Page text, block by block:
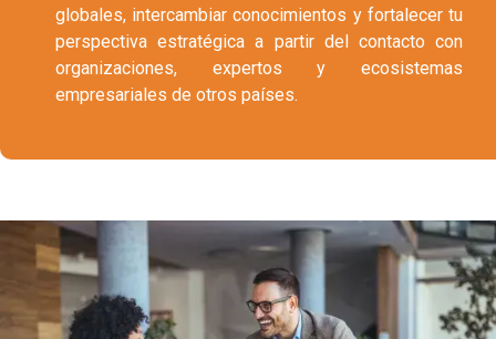
globales, intercambiar conocimientos y fortalecer tu
perspectiva estratégica a partir del contacto con
organizaciones, expertos y ecosistemas
empresariales de otros países.